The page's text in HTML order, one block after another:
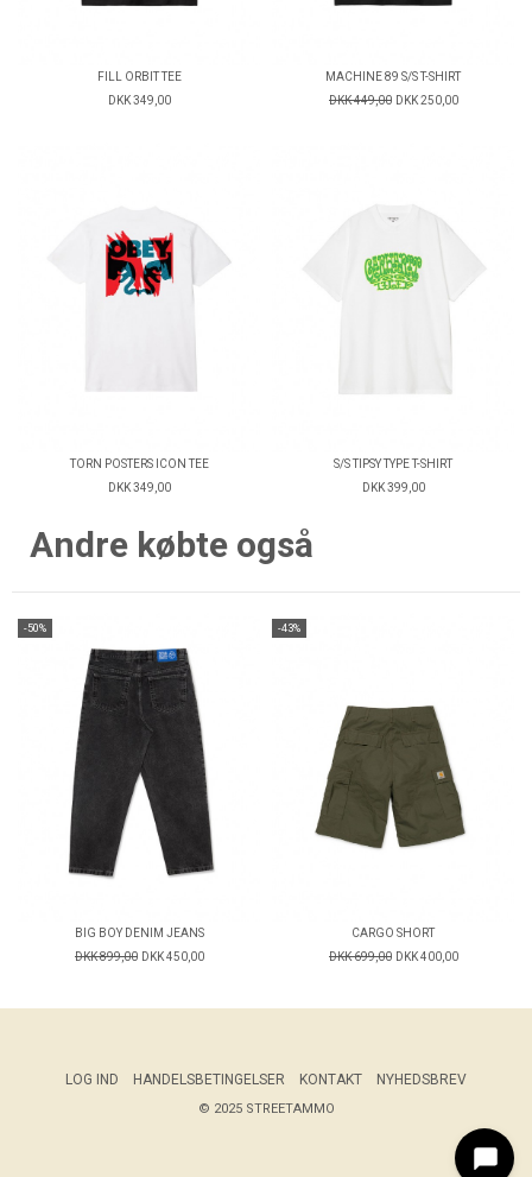
FILL ORBIT TEE
DKK 349,00
MACHINE 89 S/S T-SHIRT
DKK 449,00 DKK 250,00
TORN POSTERS ICON TEE
DKK 349,00
S/S TIPSY TYPE T-SHIRT
DKK 399,00
Andre købte også
-50%
BIG BOY DENIM JEANS
DKK 899,00 DKK 450,00
-43%
CARGO SHORT
DKK 699,00 DKK 400,00
LOG IND HANDELSBETINGELSER KONTAKT NYHEDSBREV
© 2025 STREETAMMO